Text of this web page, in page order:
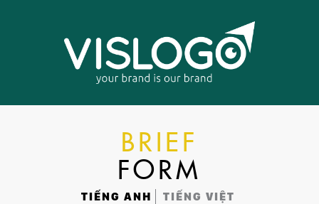
BRIEF
FORM
TIẾNG ANH
TIẾNG VIỆT